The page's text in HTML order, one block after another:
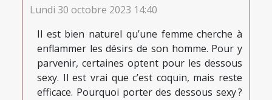
Lundi 30 octobre 2023 14:40
Il est bien naturel qu’une femme cherche à
enflammer les désirs de son homme. Pour y
parvenir, certaines optent pour les dessous
sexy. Il est vrai que c’est coquin, mais reste
efficace. Pourquoi porter des dessous sexy ?